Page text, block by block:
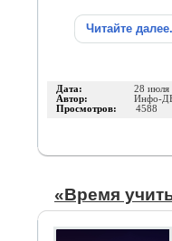
Читайте
Дата: 28 июля
Автор: Инфо-
Просмотров: 4588
«Время